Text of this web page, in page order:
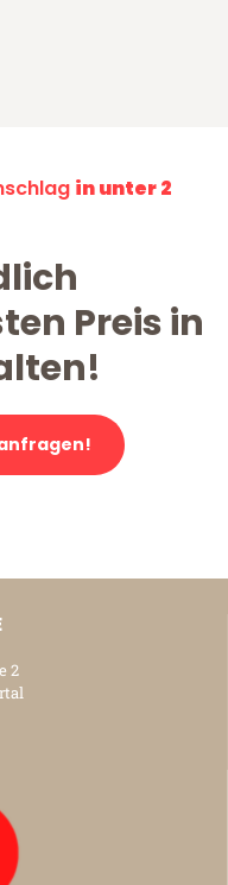
in unter 2
Preis in
2